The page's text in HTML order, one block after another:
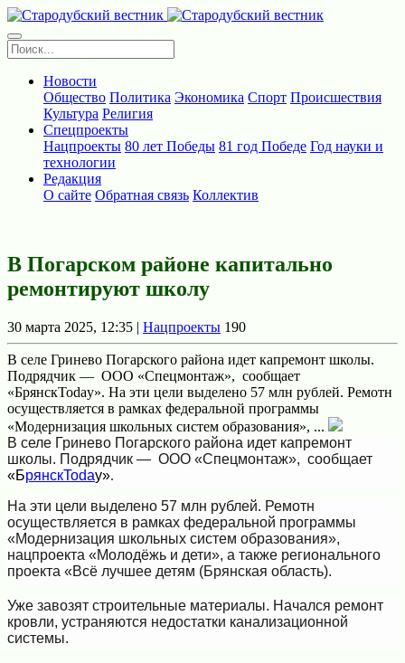
Новости
Общество Политика Экономика Спорт Происшествия
Культура Религия
Спецпроекты
Нацпроекты 80 лет Победы 81 год Победе Год науки и
технологии
Редакция
О сайте Обратная связь Коллектив
В Погарском районе капитально
ремонтируют школу
30 марта 2025, 12:35 | Нацпроекты 190
В селе Гринево Погарского района идет капремонт школы.
Подрядчик — ООО «Спецмонтаж», сообщает
«БрянскToday». На эти цели выделено 57 млн рублей. Ремотн
осуществляется в рамках федеральной программы
«Модернизация школьных систем образования», ...
В селе Гринево Погарского района идет капремонт
школы. Подрядчик — ООО «Спецмонтаж», сообщает
«БрянскToday».
На эти цели выделено 57 млн рублей. Ремотн
осуществляется в рамках федеральной программы
«Модернизация школьных систем образования»,
нацпроекта «Молодёжь и дети», а также регионального
проекта «Всё лучшее детям (Брянская область).
Уже завозят строительные материалы. Начался ремонт
кровли, устраняются недостатки канализационной
системы.